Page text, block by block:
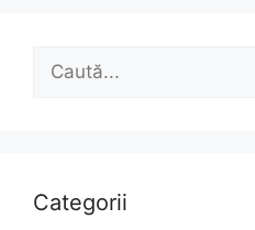
Caută
Categorii